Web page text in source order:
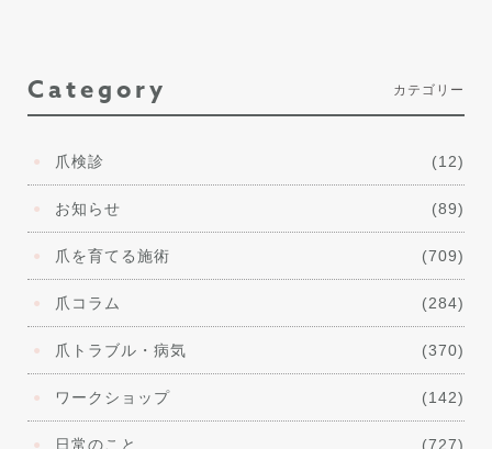
Category カテゴリー
爪検診 (12)
お知らせ (89)
爪を育てる施術 (709)
爪コラム (284)
爪トラブル・病気 (370)
ワークショップ (142)
日常のこと (727)